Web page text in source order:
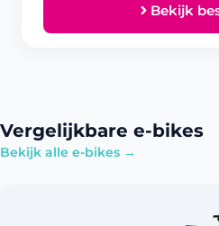
Bekijk
Vergelijkbare e-bikes
Bekijk alle e-bikes →